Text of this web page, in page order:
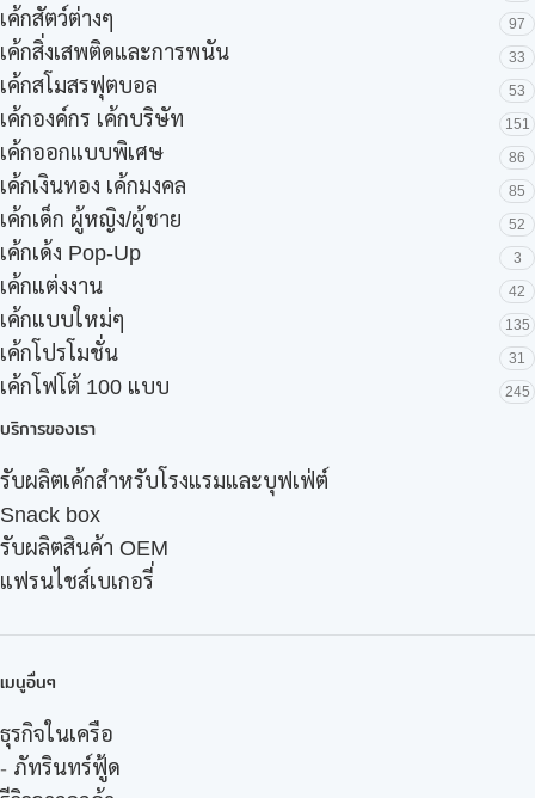
เค้กสัตว์ต่างๆ 97
เค้กสิ่งเสพติดและการพนัน 33
เค้กสโมสรฟุตบอล 53
เค้กองค์กร เค้กบริษัท 151
เค้กออกแบบพิเศษ 86
เค้กเงินทอง เค้กมงคล 85
เค้กเด็ก ผู้หญิง/ผู้ชาย 52
เค้กเด้ง Pop-Up 3
เค้กแต่งงาน 42
เค้กแบบใหม่ๆ 135
เค้กโปรโมชั่น 31
เค้กโฟโต้ 100 แบบ 245
บริการของเรา
รับผลิตเค้กสำหรับโรงแรมและบุฟเฟ่ต์
Snack box
รับผลิตสินค้า OEM
แฟรนไชส์เบเกอรี่
เมนูอื่นๆ
ธุรกิจในเครือ
- ภัทรินทร์ฟู้ด